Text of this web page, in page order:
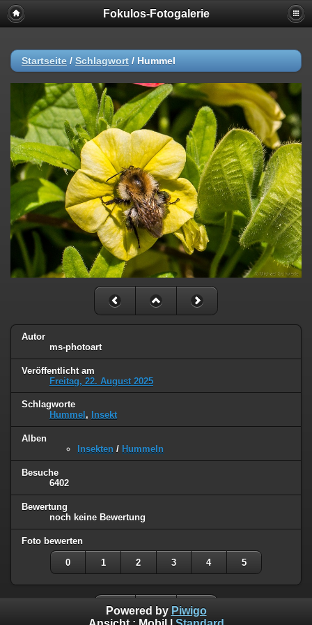
Fokulos-Fotogalerie
Startseite / Schlagwort / Hummel
Autor
ms-photoart
Veröffentlicht am
Freitag, 22. August 2025
Schlagworte
Hummel , Insekt
Alben
Insekten / Hummeln
Besuche
6402
Bewertung
noch keine Bewertung
Foto bewerten
0 1 2 3 4 5
Powered by Piwigo